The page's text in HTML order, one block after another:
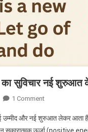
सुविचार नई शुरुआत
1 CommentOn
Of
उम्मीद और नई शुरुआत लेकर
सकारात्मक ऊर्जा